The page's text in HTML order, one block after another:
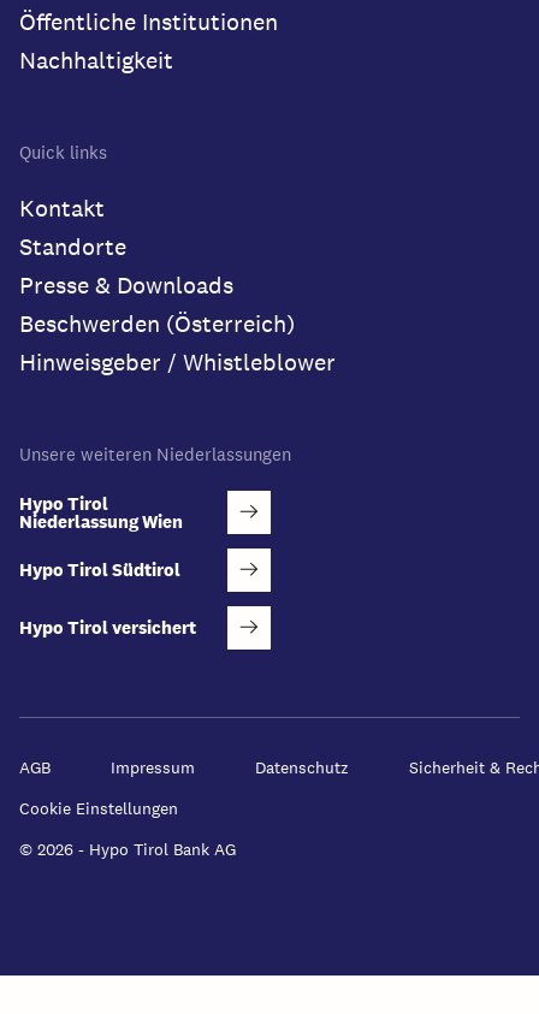
Öffentliche Institutionen
Nachhaltigkeit
Quick links
Kontakt
Standorte
Presse & Downloads
Beschwerden (Österreich)
Hinweisgeber / Whistleblower
Unsere weiteren Niederlassungen
Hypo Tirol
Niederlassung Wien
Hypo Tirol Südtirol
Hypo Tirol versichert
AGB Impressum Datenschutz
Sicherheit &
Cookie Einstellungen
© 2026 - Hypo Tirol Bank AG